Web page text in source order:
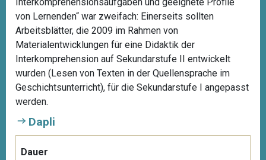
von Lernenden“ war zweifach: Einerseits sollten
Arbeitsblätter, die 2009 im Rahmen von
Materialentwicklungen für eine Didaktik der
Interkomprehension auf Sekundarstufe II entwickelt
wurden (Lesen von Texten in der Quellensprache im
Geschichtsunterricht), für die Sekundarstufe I angepasst
werden.
Dapli
Dauer